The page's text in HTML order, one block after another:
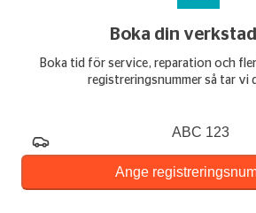
Boka din
Boka tid för service, reparation och
registreringsnummer så tar vi
Ange